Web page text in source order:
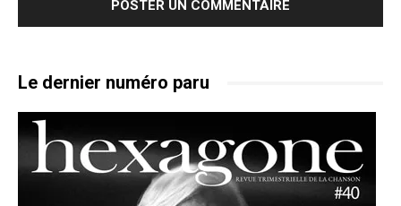
Le dernier numéro paru